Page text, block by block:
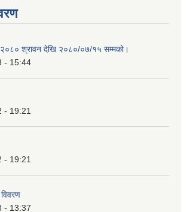
श्रावन देखि २०८०/०७/१५ सम्मको।
- 15:44
- 19:21
- 19:21
- 13:37